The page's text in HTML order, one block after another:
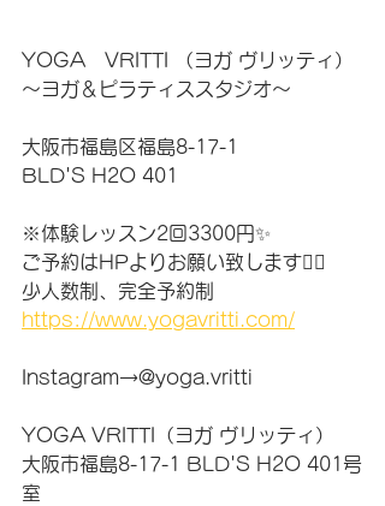
YOGA　VRITTI （ヨガ ヴリッティ）
〜ヨガ＆ピラティススタジオ〜
大阪市福島区福島8-17-1
BLD'S H2O 401
※体験レッスン2回3300円✨
ご予約はHPよりお願い致します🙇‍♀️
少人数制、完全予約制
https://www.yogavritti.com/
Instagram→@yoga.vritti
YOGA VRITTI（ヨガ ヴリッティ）
大阪市福島8-17-1 BLD'S H2O 401号
室